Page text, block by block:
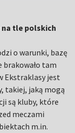
na tle polskich
o warunki, bazę
brakowało tam
Ekstraklasy jest
takiej, jaką mogą
są kluby, które
meczami
m.in.